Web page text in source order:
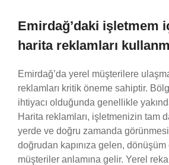
Emirdağ’daki işletmem
harita reklamları
Emirdağ’da yerel müşterilere
reklamları kritik öneme sahiptir.
ihtiyacı olduğunda genellikle
Harita reklamları, işletmenizin tam
yerde ve doğru zamanda
doğrudan kapınıza gelen, dönüşüm
müşteriler anlamına gelir. Yerel